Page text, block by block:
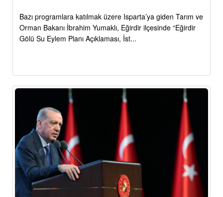
Bazı programlara katılmak üzere Isparta’ya giden Tarım ve
Orman Bakanı İbrahim Yumaklı, Eğirdir ilçesinde “Eğirdir
Gölü Su Eylem Planı Açıklaması, İst...